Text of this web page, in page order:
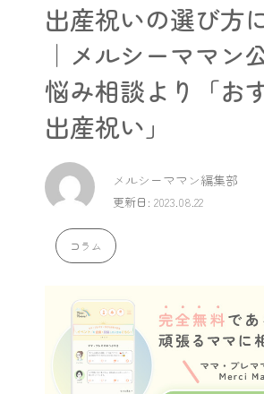
出産祝いの選び方
｜メルシーママン
悩み相談より「お
出産祝い」
メルシーママン編集部
更新日: 2023.08.22
コラム